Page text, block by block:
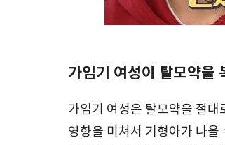
가임기 여성이 탈모약을
가임기 여성은 탈모약을 절대
영향을 미쳐서 기형아가 나